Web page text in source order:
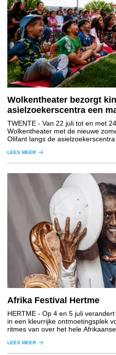
Wolkentheater bezorgt
asielzoekerscentra een
TWENTE - Van 22 juli tot en met
Wolkentheater met de nieuwe
Olifant langs de asielzoekerscentra
LEES MEER
Afrika Festival Hertme
HERTME - Op 4 en 5 juli
in een kleurrijke ontmoetingsplek
ritmes van over het hele
LEES MEER